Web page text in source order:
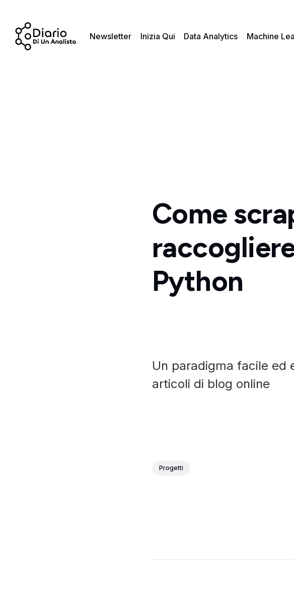
Newsletter Inizia Qui Data Analytics Machine
Come
Python
Un paradigma facile ed
articoli di blog online
Progetti